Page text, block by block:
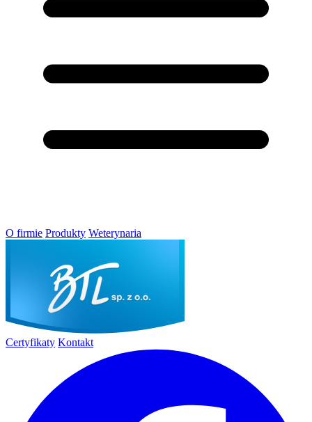
O firmie Produkty Weterynaria
Certyfikaty Kontakt